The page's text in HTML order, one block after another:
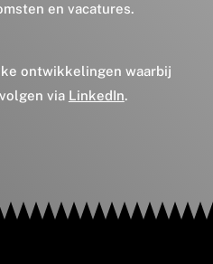
en vacatures.
ontwikkelingen waarbij
via LinkedIn.